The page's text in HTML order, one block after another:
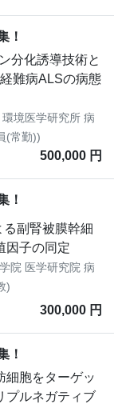
！
分化誘導技術と
難病ALSの病態
境医学研究所 病
(常勤))
500,000 円
！
副腎被膜幹細
因子の同定
院 医学研究院 病
)
300,000 円
！
細胞をターゲッ
プルネガティブ